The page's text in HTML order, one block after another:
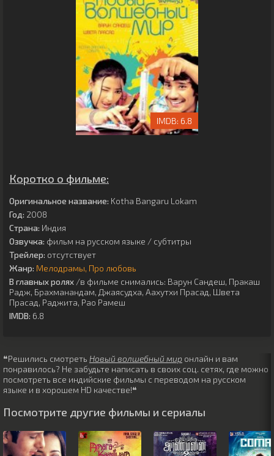
6.8
Коротко о фильме:
Оригинальное название: Kotha Bangaru Lokam
Год: 2008
Страна: Индия
Озвучка: фильм на русском языке / субтитры
Трейлер: отсутствует
Жанр: Мелодрамы Про любовь
В главных ролях /в фильме снимались: Варун Сандеш, Пракаш
Радж, Брахманандам, Джаясудха, Аахутхи Прасад, Швета
Прасад, Раджита, Рао Рамеш
IMDB: 6.8
❝Решились смотреть Новый волшебный мир онлайн и вам
понравилось? Не забудьте написать в своих соц. сетях, где можно
посмотреть все индийские фильмы с переводом на русском
языке и в хорошем HD качестве!❝
Посмотрите другие фильмы и сериалы